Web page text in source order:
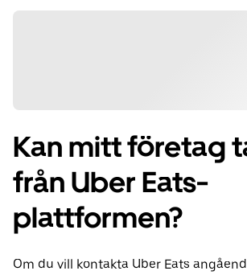
Kan mitt företag
från Uber Eats-
plattformen?
Om du vill kontakta Uber Eats